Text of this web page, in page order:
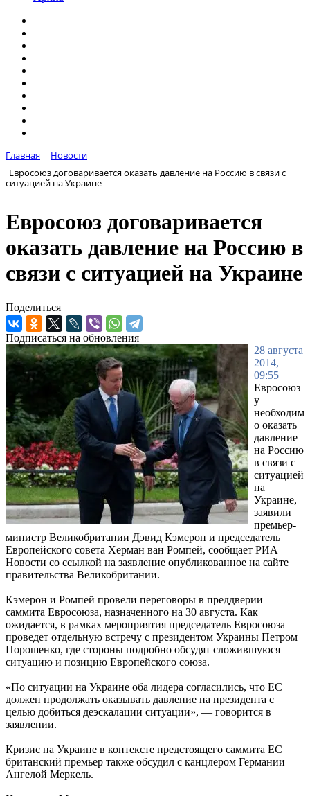
Главная
Новости
Евросоюз договаривается оказать давление на Россию в связи с
ситуацией на Украине
Евросоюз договаривается
оказать давление на Россию в
связи с ситуацией на Украине
Поделиться
Подписаться на обновления
28 августа
2014,
09:55
Евросоюз
у
необходим
о оказать
давление
на Россию
в связи с
ситуацией
на
Украине,
заявили
премьер-
министр Великобритании Дэвид Кэмерон и председатель
Европейского совета Херман ван Ромпей, сообщает РИА
Новости со ссылкой на заявление опубликованное на сайте
правительства Великобритании.
Кэмерон и Ромпей провели переговоры в преддверии
саммита Евросоюза, назначенного на 30 августа. Как
ожидается, в рамках мероприятия председатель Евросоюза
проведет отдельную встречу с президентом Украины Петром
Порошенко, где стороны подробно обсудят сложившуюся
ситуацию и позицию Европейского союза.
«По ситуации на Украине оба лидера согласились, что ЕС
должен продолжать оказывать давление на президента с
целью добиться деэскалации ситуации», — говорится в
заявлении.
Кризис на Украине в контексте предстоящего саммита ЕС
британский премьер также обсудил с канцлером Германии
Ангелой Меркель.